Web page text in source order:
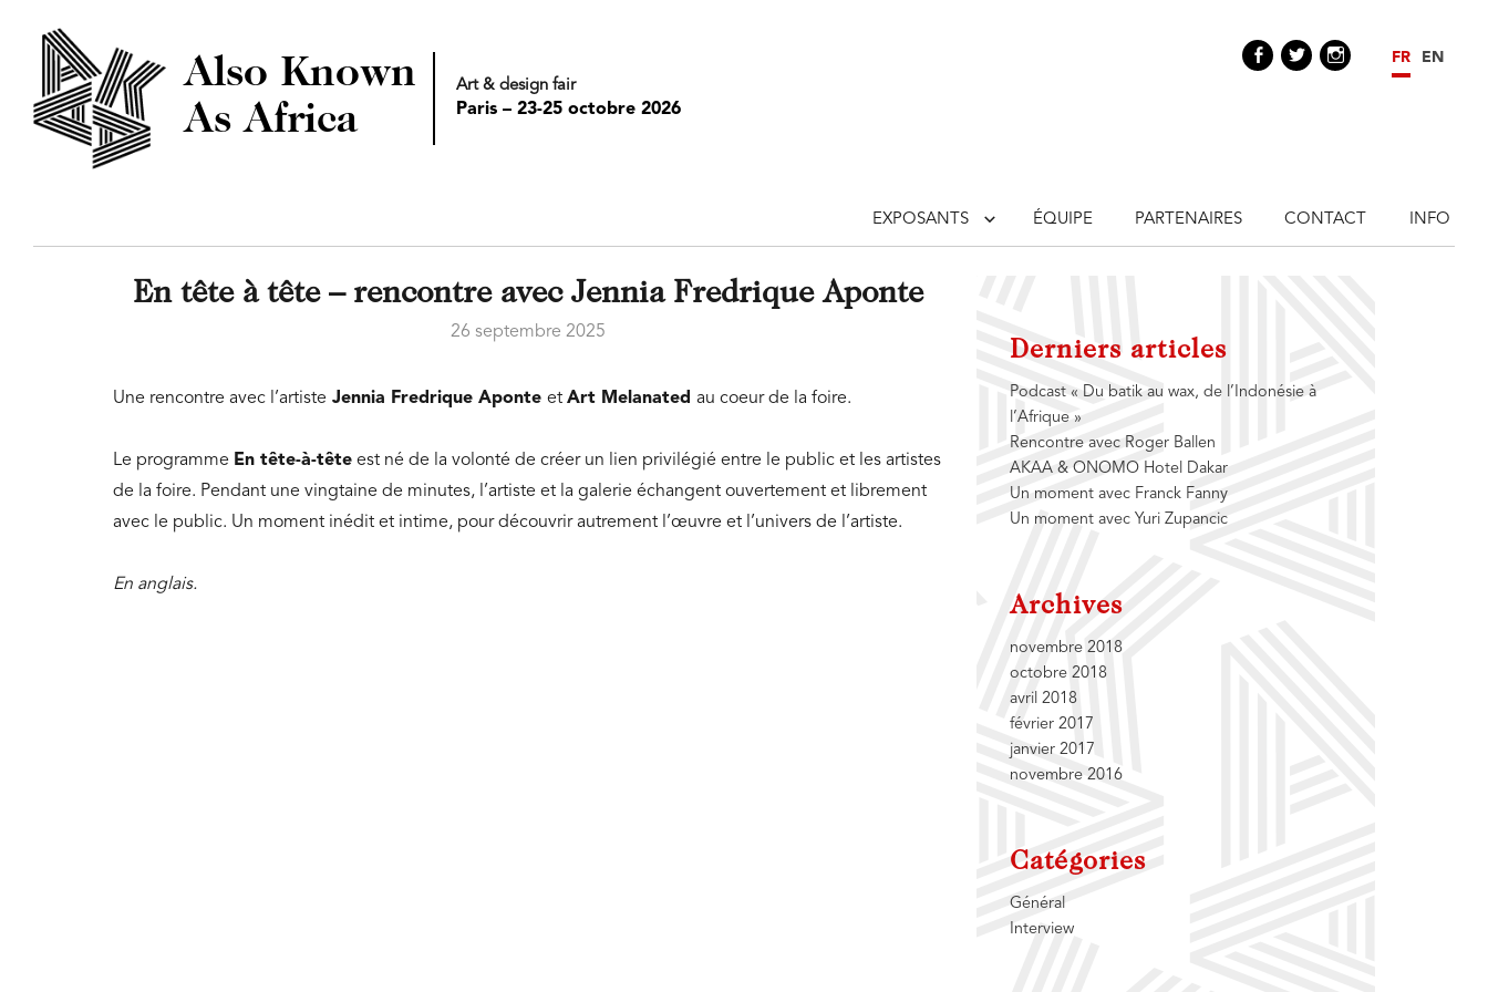
Also Known
As Africa
Art & design fair
Paris – 23-25 octobre 2026
Facebook
TwitterInstagram
FR EN
EXPOSANTS ÉQUIPE PARTENAIRES CONTACT INFO
En tête à tête – rencontre avec Jennia Fredrique Aponte
26 septembre 2025
Une rencontre avec l’artiste Jennia Fredrique Aponte et Art Melanated au coeur de la foire.
Le programme En tête-à-tête est né de la volonté de créer un lien privilégié entre le public et les artistes
de la foire. Pendant une vingtaine de minutes, l’artiste et la galerie échangent ouvertement et librement
avec le public. Un moment inédit et intime, pour découvrir autrement l’œuvre et l’univers de l’artiste.
En anglais.
Derniers articles
Podcast « Du batik au wax, de l’Indonésie à
l’Afrique »
Rencontre avec Roger Ballen
AKAA & ONOMO Hotel Dakar
Un moment avec Franck Fanny
Un moment avec Yuri Zupancic
Archives
novembre 2018
octobre 2018
avril 2018
février 2017
janvier 2017
novembre 2016
Catégories
Général
Interview